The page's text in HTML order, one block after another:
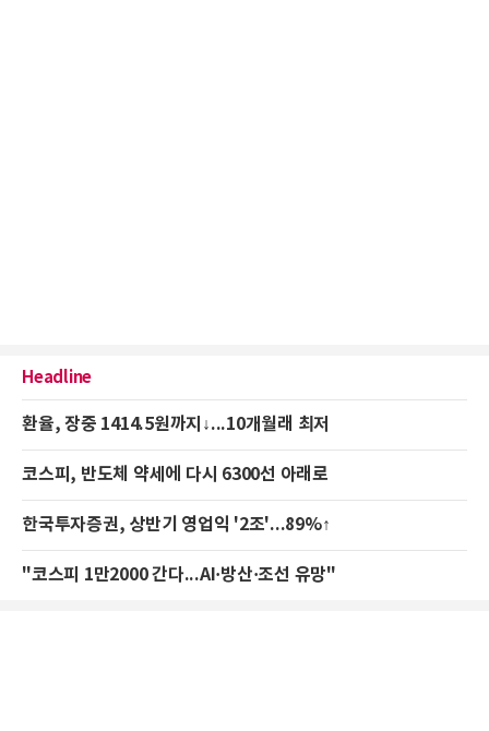
Headline
환율, 장중 1414.5원까지↓...10개월래 최저
코스피, 반도체 약세에 다시 6300선 아래로
한국투자증권, 상반기 영업익 '2조'...89%↑
"코스피 1만2000 간다...AI·방산·조선 유망"